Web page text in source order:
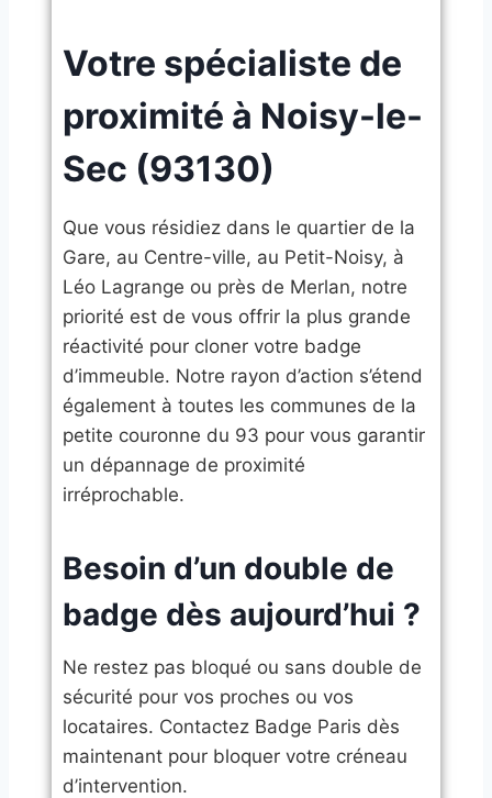
​Votre spécialiste de
proximité à Noisy-le-
Sec (93130)
​Que vous résidiez dans le quartier de la
Gare, au Centre-ville, au Petit-Noisy, à
Léo Lagrange ou près de Merlan, notre
priorité est de vous offrir la plus grande
réactivité pour cloner votre badge
d’immeuble. Notre rayon d’action s’étend
également à toutes les communes de la
petite couronne du 93 pour vous garantir
un dépannage de proximité
irréprochable.
​Besoin d’un double de
badge dès aujourd’hui ?
​Ne restez pas bloqué ou sans double de
sécurité pour vos proches ou vos
locataires. Contactez Badge Paris dès
maintenant pour bloquer votre créneau
d’intervention.